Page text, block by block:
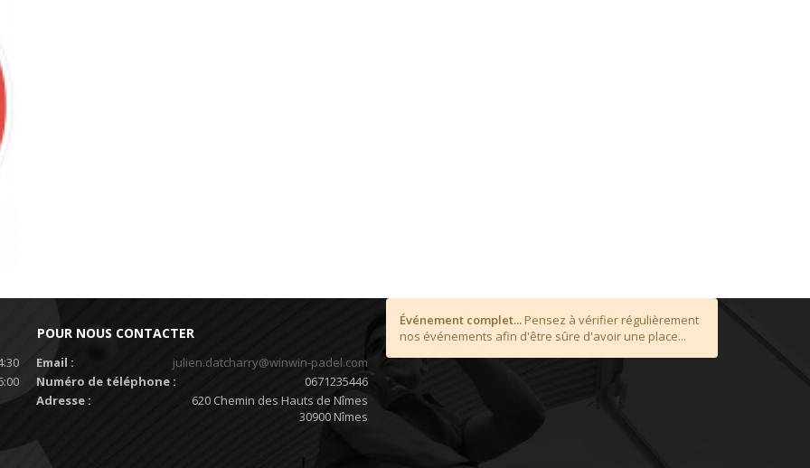
POUR NOUS CONTACTER
Email :
julien.datcharry@winwin-padel.com
Numéro de téléphone :
0671235446
Adresse :
620 Chemin des Hauts de Nîmes
30900 Nîmes
Événement complet... Pensez à vérifier régulièrement
nos événements afin d'être sûre d'avoir une place...